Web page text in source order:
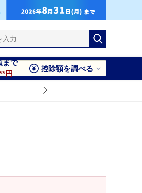
まで
円
控除額を調べる